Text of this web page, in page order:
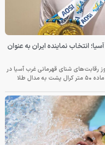
انتخاب نماینده ایران به عنوان
رقابت‌های شنای قهرمانی غرب آسیا در